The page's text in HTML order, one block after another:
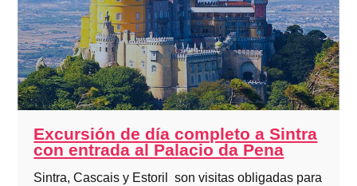
Excursión de día completo a Sintra
con entrada al Palacio da Pena
Sintra, Cascais y Estoril son visitas obligadas para